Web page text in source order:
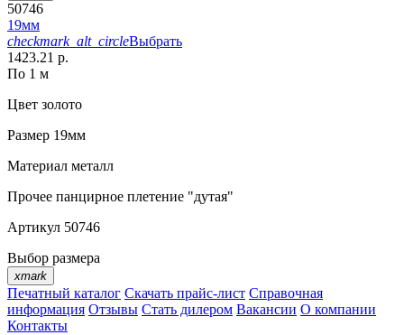
50746
19мм
checkmark_alt_circleВыбрать
1423.21 р.
По 1 м
Цвет золото
Размер 19мм
Материал металл
Прочее панцирное плетение "дутая"
Артикул 50746
Выбор размера
xmark
Печатный каталог Скачать прайс-лист Справочная
информация Отзывы Стать дилером Вакансии О компании
Контакты